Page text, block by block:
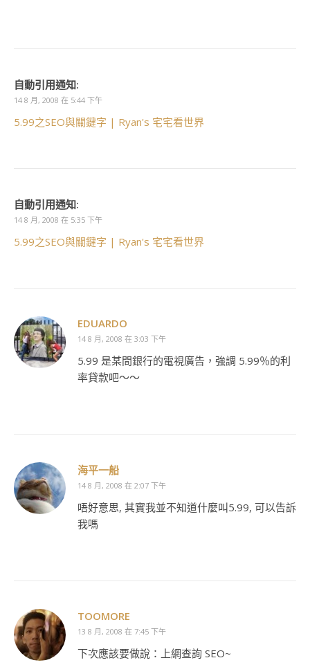
自動引用通知:
14 8 月, 2008 在 5:44 下午
5.99之SEO與關鍵字 | Ryan's 宅宅看世界
自動引用通知:
14 8 月, 2008 在 5:35 下午
5.99之SEO與關鍵字 | Ryan's 宅宅看世界
EDUARDO
14 8 月, 2008 在 3:03 下午
5.99 是某間銀行的電視廣告，強調 5.99％的利
率貸款吧～～
海平一船
14 8 月, 2008 在 2:07 下午
唔好意思, 其實我並不知道什麼叫5.99, 可以告訴
我嗎
TOOMORE
13 8 月, 2008 在 7:45 下午
下次應該要做說：上網查詢 SEO~